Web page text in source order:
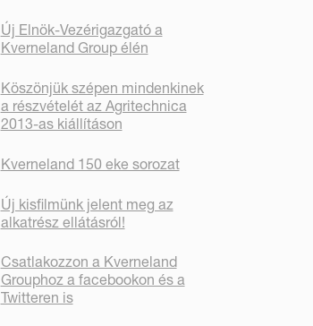
Új Elnök-Vezérigazgató a
Kverneland Group élén
Köszönjük szépen mindenkinek
a részvételét az Agritechnica
2013-as kiállításon
Kverneland 150 eke sorozat
Új kisfilmünk jelent meg az
alkatrész ellátásról!
Csatlakozzon a Kverneland
Grouphoz a facebookon és a
Twitteren is